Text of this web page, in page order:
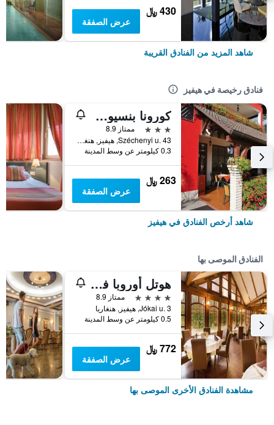
430 ﷼
عرض الصفقة
شاهد المزيد من الفنادق القريبة
فنادق رخيصة في هيفيز
كورونا بنسيون ريستورانت
3 نجوم
ممتاز 8.9
Széchenyi u. 43, هيفيز, هنغاريا
0.3 كيلومتر عن وسط المدينة
263 ﷼
عرض الصفقة
شاهد أرخص الفنادق في هيفيز
الفنادق الموصى بها
هوتل أوروبا فيت
4 نجوم
ممتاز 8.9
Jókai u. 3, هيفيز, هنغاريا
0.5 كيلومتر عن وسط المدينة
772 ﷼
عرض الصفقة
مشاهدة الفنادق الأخرى الموصى بها